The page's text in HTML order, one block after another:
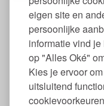
eigen site en
persoonlijke
informatie vind
op "Alles Oké"
Kies je ervoor
uitsluitend